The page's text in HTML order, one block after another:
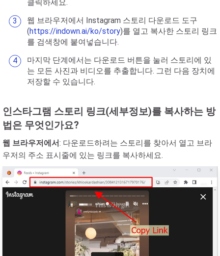
클릭하세요.
웹 브라우저에서 Instagram 스토리 다운로드 도구
(https://indown.ai/ko/story)를 열고 복사한 스토리 링크
를 검색창에 붙여넣습니다.
마지막 단계에서는 다운로드 버튼을 눌러 스토리에 있
는 모든 사진과 비디오를 추출합니다. 그런 다음 장치에
저장할 수 있습니다.
인스타그램 스토리 링크(세부정보)를 복사하는 방
법은 무엇인가요?
웹 브라우저에서: 다운로드하려는 스토리를 찾아서 열고 브라
우저의 주소 표시줄에 있는 링크를 복사하세요.